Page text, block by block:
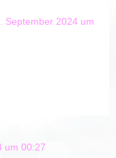
September 2024 um
um 00:27